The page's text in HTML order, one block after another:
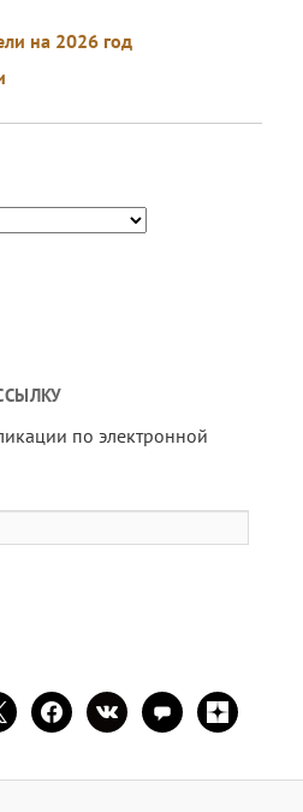
на 2026 год
по электронной
facebookvkontaktecomment
zen-
yandex